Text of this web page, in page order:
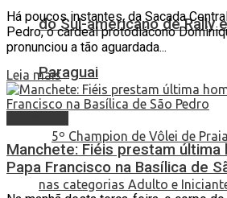
do Sul-americano de Rally
Paraguai
Há poucos instantes, da Sacada
Pedro, o cardeal protodiácono
pronunciou a tão aguardada...
Leia mais
Manchete: Fiéis prestam última
Papa Francisco na Basílica de